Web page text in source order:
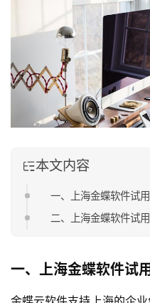
本文内容
一、上海金蝶软件试用
二、上海金蝶软件试
一、上海金蝶软件试用